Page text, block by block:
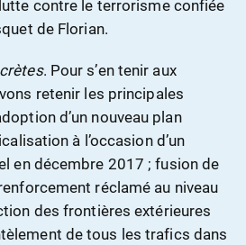
contre le terrorisme confiée
de Florian.
. Pour s’en tenir aux
retenir les principales
d’un nouveau plan
à l’occasion d’un
en décembre 2017 ; fusion de
renforcement réclamé au niveau
des frontières extérieures
de tous les trafics dans